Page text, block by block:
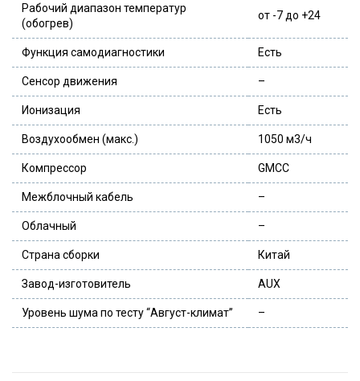
Рабочий диапазон температур
(обогрев)
от -7 до +24
Функция самодиагностики Есть
Сенсор движения –
Ионизация Есть
Воздухообмен (макс.) 1050 м3/ч
Компрессор GMCC
Межблочный кабель –
Облачный –
Страна сборки Китай
Завод-изготовитель AUX
Уровень шума по тесту “Август-климат” –